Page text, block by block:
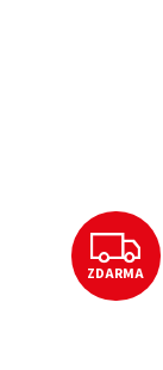
Z
D
ZDARMA